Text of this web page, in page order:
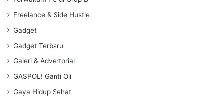
Freelance & Side Hustle
Gadget
Gadget Terbaru
Galeri & Advertorial
GASPOL! Ganti Oli
Gaya Hidup Sehat